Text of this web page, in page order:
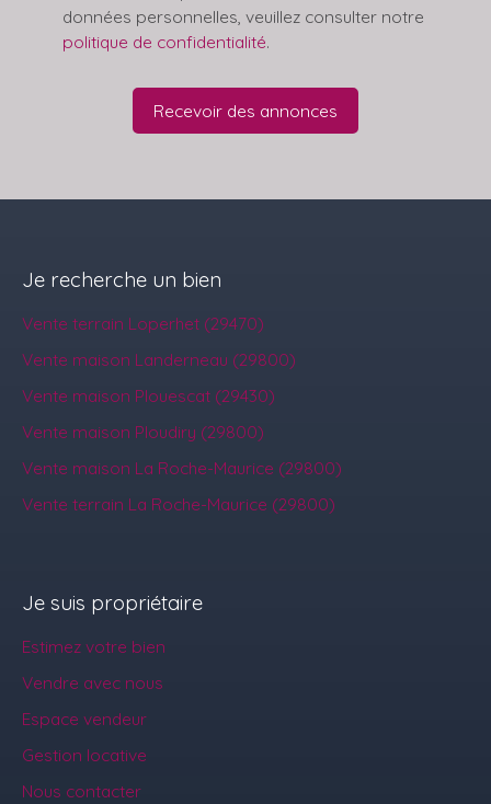
données personnelles, veuillez consulter notre
politique de confidentialité.
Recevoir des annonces
Je recherche un bien
Vente terrain Loperhet (29470)
Vente maison Landerneau (29800)
Vente maison Plouescat (29430)
Vente maison Ploudiry (29800)
Vente maison La Roche-Maurice (29800)
Vente terrain La Roche-Maurice (29800)
Je suis propriétaire
Estimez votre bien
Vendre avec nous
Espace vendeur
Gestion locative
Nous contacter